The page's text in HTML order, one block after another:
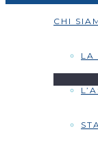
CHI
LA